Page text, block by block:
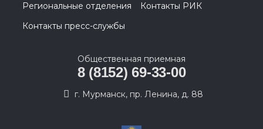
Региональные отделения
Контакты РИК
Контакты пресс-службы
Общественная приемная
8 (8152) 69-33-00
г. Мурманск, пр. Ленина, д. 88